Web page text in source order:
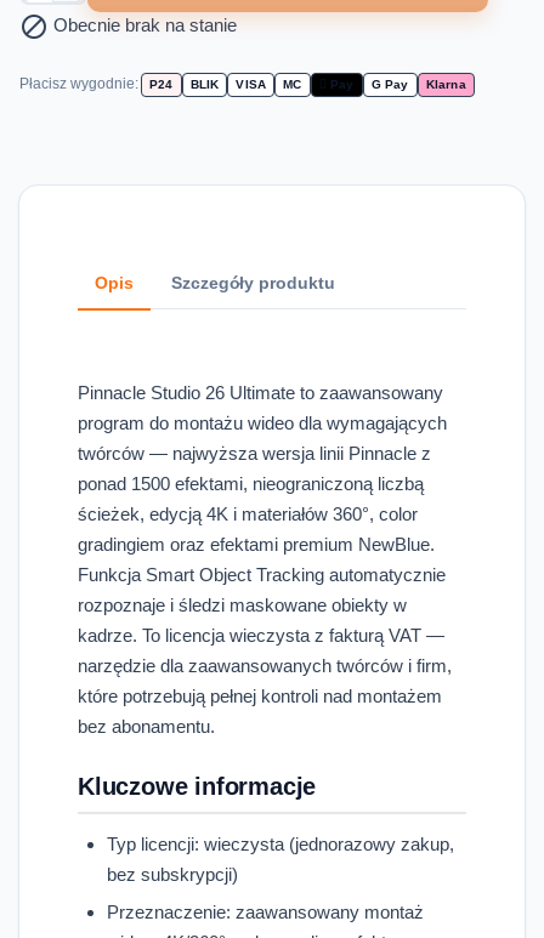
 Obecnie brak na stanie
Płacisz wygodnie: P24 BLIK VISA MC  Pay G Pay Klarna
Opis Szczegóły produktu
Pinnacle Studio 26 Ultimate to zaawansowany
program do montażu wideo dla wymagających
twórców — najwyższa wersja linii Pinnacle z
ponad 1500 efektami, nieograniczoną liczbą
ścieżek, edycją 4K i materiałów 360°, color
gradingiem oraz efektami premium NewBlue.
Funkcja Smart Object Tracking automatycznie
rozpoznaje i śledzi maskowane obiekty w
kadrze. To licencja wieczysta z fakturą VAT —
narzędzie dla zaawansowanych twórców i firm,
które potrzebują pełnej kontroli nad montażem
bez abonamentu.
Kluczowe informacje
Typ licencji: wieczysta (jednorazowy zakup,
bez subskrypcji)
Przeznaczenie: zaawansowany montaż